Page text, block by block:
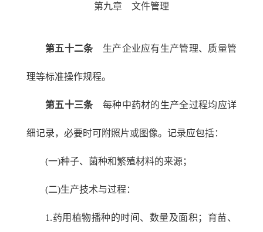
第九章 文件管理
第五十二条生产企业应有生产管理、质量管
理等标准操作规程。
第五十三条每种中药材的生产全过程均应详
细记录，必要时可附照片或图像。记录应包括：
(一)种子、菌种和繁殖材料的来源；
(二)生产技术与过程：
1.药用植物播种的时间、数量及面积；育苗、